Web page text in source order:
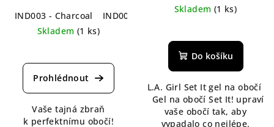
IND003 - Charcoal
IND005 - Irid Brown
Skladem (1 ks)
hodnocení
produktu
z
5
Vaše tajná zbraň
k perfektnímu obočí!
Skladem (1 ks)
Do košíku
L.A. Girl Set It gel na obočí
Gel na obočí Set It! upraví
vaše obočí tak, aby
vypadalo co nejlépe.